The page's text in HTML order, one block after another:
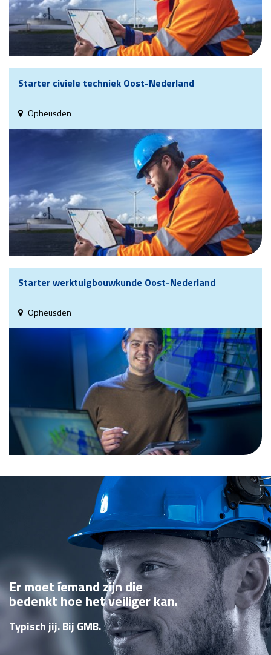
Starter civiele techniek Oost-Nederland
Opheusden
Starter werktuigbouwkunde Oost-Nederland
Opheusden
Er moet íemand zijn die
bedenkt hoe het veiliger kan.
Typisch jij. Bij GMB.